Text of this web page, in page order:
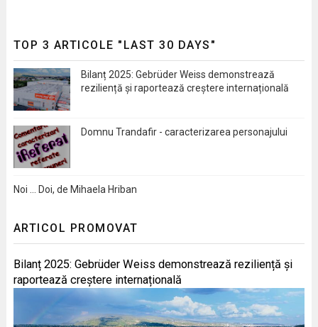
TOP 3 ARTICOLE "LAST 30 DAYS"
Bilanț 2025: Gebrüder Weiss demonstrează
reziliență și raportează creștere internațională
Domnu Trandafir - caracterizarea personajului
Noi … Doi, de Mihaela Hriban
ARTICOL PROMOVAT
Bilanț 2025: Gebrüder Weiss demonstrează reziliență și
raportează creștere internațională